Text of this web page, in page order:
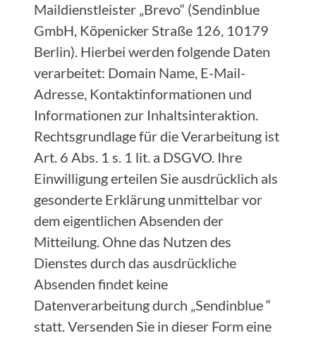
Maildienstleister „Brevo“ (Sendinblue
GmbH, Köpenicker Straße 126, 10179
Berlin). Hierbei werden folgende Daten
verarbeitet: Domain Name, E-Mail-
Adresse, Kontaktinformationen und
Informationen zur Inhaltsinteraktion.
Rechtsgrundlage für die Verarbeitung ist
Art. 6 Abs. 1 s. 1 lit. a DSGVO. Ihre
Einwilligung erteilen Sie ausdrücklich als
gesonderte Erklärung unmittelbar vor
dem eigentlichen Absenden der
Mitteilung. Ohne das Nutzen des
Dienstes durch das ausdrückliche
Absenden findet keine
Datenverarbeitung durch „Sendinblue “
statt. Versenden Sie in dieser Form eine